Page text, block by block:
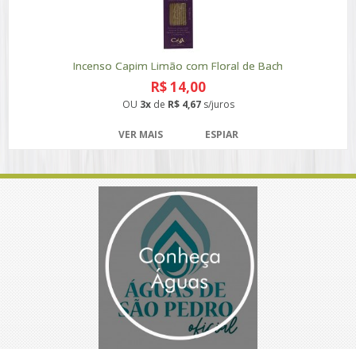
Incenso Capim Limão com Floral de Bach
R$ 14,00
OU 3xde R$ 4,67s/juros
VER MAIS ESPIAR